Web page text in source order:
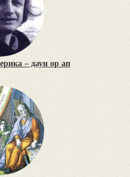
– даун ор ап